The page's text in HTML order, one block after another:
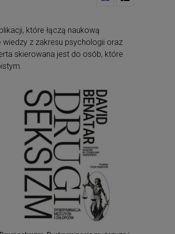
które łączą naukową
z zakresu psychologii oraz
skierowana jest do osób, które